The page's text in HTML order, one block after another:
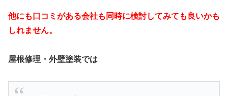
他にも口コミがある会社も同時に検討してみても良いかも
しれません。
屋根修理・外壁塗装では